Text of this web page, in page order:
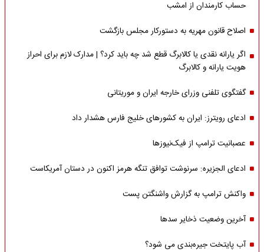
حساب کارمندان از امشب
اصلاح قانون مهریه به دستورکار مجلس بازگشت
اگر یارانه نقدی یا کالابرگ قطع شد چه باید کرد؟ | مدارک لازم برای احراز
هویت یارانه و کالابرگ
گفتگوی تلفنی وزرای خارجه ایران و موریتانی
ادعای رویترز: ایران به کشورهای خلیج فارس هشدار داد
عصبانیت ترامپ از فیک‌نیوزها
ادعای الجزیره: سرنوشت توافق تنگه هرمز اکنون در دستان آمریکاست
واکنش ترامپ به گزارش واشنگتن پست
آخرین وضعیت ذخایر سدها
آب پایتخت جیره‌بندی می شود؟